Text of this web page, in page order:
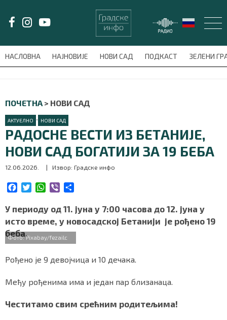
НАСЛОВНА НАЈНОВИЈЕ НОВИ САД ПОДКАСТ ЗЕЛЕНИ
meni'); $this_item = current( wp_filter_object_list(
ПОЧЕТНА > НОВИ САД
АКТУЕЛНО • НОВИ САД
РАДОСНЕ ВЕСТИ ИЗ БЕТАНИЈЕ,
НОВИ САД БОГАТИЈИ ЗА 19 БЕБА
12.06.2026. | Извор: Градске инфо
c
e
b
o
k
i
t
t
e
W
a
t
s
A
p
b
e
r
a
r
e
У периоду од 11. јуна у 7:00 часова до 12. јуна у
исто време, у новосадској Бетанији је рођено 19
беба.
Фото: Pixabay/fezailc
Рођено је 9 девојчица и 10 дечака.
Међу рођенима има и један пар близанаца.
Честитамо свим срећним родитељима!
LAT/ЋИР
НАЈНОВИЈЕ
НОВИ САД
ПОДКАСТ
ЗЕЛЕНИ ГРАД
ВИДЕО
СПЕЦИЈАЛИ
БЛОГ
СРБИЈА
СВЕТ